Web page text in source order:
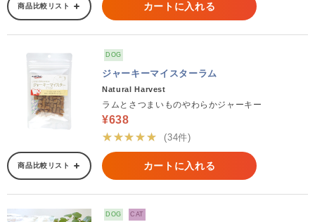
商品比較リスト カートに入れる
DOG
ジャーキーマイスターラム
Natural Harvest
ラムとさつまいものやわらかジャーキー
¥638
★★★★★
(34件)
商品比較リスト カートに入れる
DOG CAT